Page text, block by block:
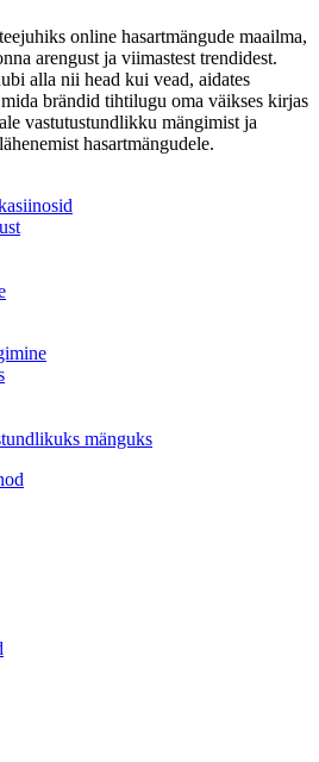
online hasartmängude maailma,
arengust ja viimastest trendidest.
alla nii head kui vead, aidates
brändid tihtilugu oma väikses kirjas
vastutustundlikku mängimist ja
hasartmängudele.
mänguks